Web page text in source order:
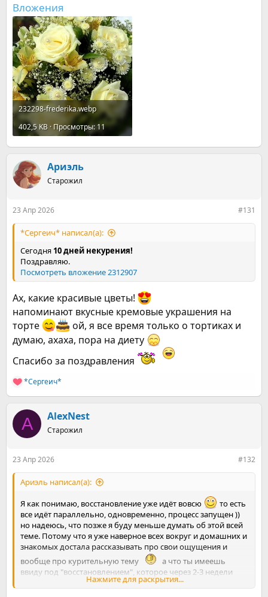
Вложения
232298-frederika.webp
402,5 KB · Просмотры: 11
Ариэль
Старожил
23 Апр 2026 #131
*Сергеич* написал(а):
Сегодня 10 дней некурения!
Поздравляю.
Посмотреть вложение 2312907
Ах, какие красивые цветы!
напоминают вкусные кремовые украшения на
торте
ой, я все время только о тортиках и
думаю, ахаха, пора на диету
Спасибо за поздравления
Р
е
к
ц
и
*Сергеич*
A AlexNest
Старожил
23 Апр 2026 #132
Ариэль написал(а):
Я как понимаю, восстановление уже идёт вовсю
то есть
все идёт параллельно, одновременно, процесс запущен ))
но надеюсь, что позже я буду меньше думать об этой всей
теме. Потому что я уже наверное всех вокруг и домашних и
знакомых достала рассказывать про свои ощущения и
вообще про курительную тему
а что ты имеешь
ввиду под "восстановлением", которое через 2-3 недели
начнется? начнет откашливается вся гадость ? Потому что у
Нажмите для раскрытия...